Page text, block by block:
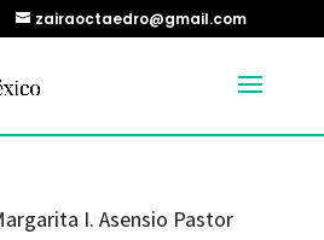
zairaoctaedro@gmail.com
I. Asensio Pastor